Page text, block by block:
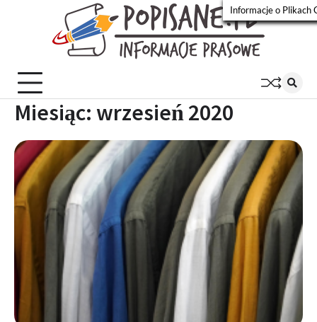
Miesiąc: wrzesień 2020
Informacje o Plikach